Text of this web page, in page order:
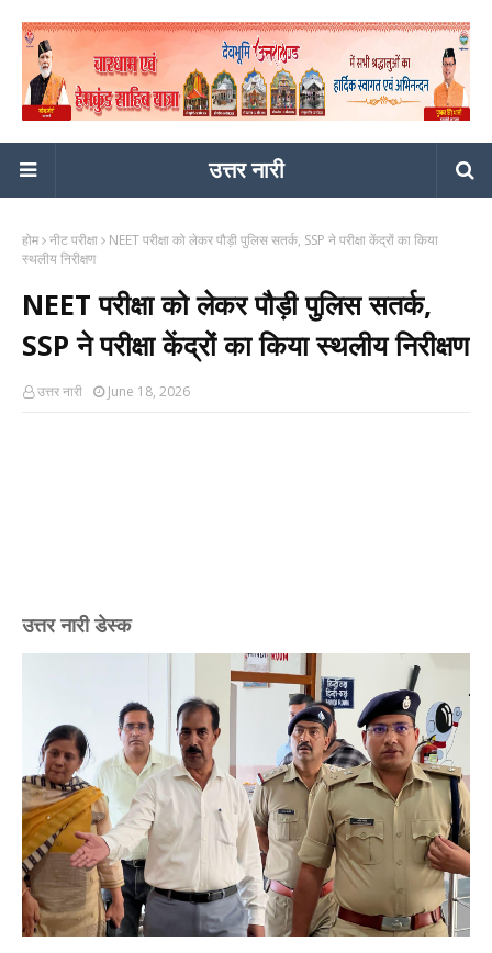
उत्तर नारी
होम नीट परीक्षा
NEET परीक्षा को लेकर पौड़ी पुलिस सतर्क, SSP ने परीक्षा केंद्रों का किया
स्थलीय निरीक्षण
NEET परीक्षा को लेकर पौड़ी पुलिस सतर्क,
SSP ने परीक्षा केंद्रों का किया स्थलीय निरीक्षण
उत्तर नारी June 18, 2026
उत्तर नारी डेस्क